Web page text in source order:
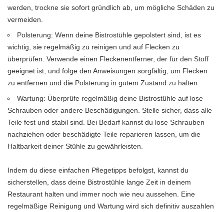
werden, trockne sie sofort gründlich ab, um mögliche Schäden zu
vermeiden.
Polsterung: Wenn deine Bistrostühle gepolstert sind, ist es
wichtig, sie regelmäßig zu reinigen und auf Flecken zu
überprüfen. Verwende einen Fleckenentferner, der für den Stoff
geeignet ist, und folge den Anweisungen sorgfältig, um Flecken
zu entfernen und die Polsterung in gutem Zustand zu halten.
Wartung: Überprüfe regelmäßig deine Bistrostühle auf lose
Schrauben oder andere Beschädigungen. Stelle sicher, dass alle
Teile fest und stabil sind. Bei Bedarf kannst du lose Schrauben
nachziehen oder beschädigte Teile reparieren lassen, um die
Haltbarkeit deiner Stühle zu gewährleisten.
Indem du diese einfachen Pflegetipps befolgst, kannst du
sicherstellen, dass deine Bistrostühle lange Zeit in deinem
Restaurant halten und immer noch wie neu aussehen. Eine
regelmäßige Reinigung und Wartung wird sich definitiv auszahlen